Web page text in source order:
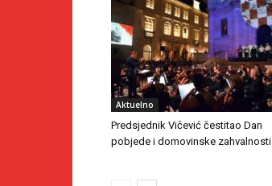
Aktuelno
Predsjednik Vičević čestitao Dan
pobjede i domovinske zahvalnosti